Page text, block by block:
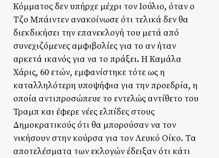
Κόμματος δεν υπήρχε μέχρι τον Ιούλιο, όταν ο
Τζο Μπάιντεν ανακοίνωσε ότι τελικά δεν θα
διεκδικήσει την επανεκλογή του μετά από
συνεχιζόμενες αμφιβολίες για το αν ήταν
αρκετά ικανός για να το πράξει. Η Καμάλα
Χάρις, 60 ετών, εμφανίστηκε τότε ως η
καταλληλότερη υποψήφια για την προεδρία, η
οποία αντιπροσώπευε το εντελώς αντίθετο του
Τραμπ και έφερε νέες ελπίδες στους
Δημοκρατικούς ότι θα μπορούσαν να τον
νικήσουν στην κούρσα για τον Λευκό Οίκο. Τα
αποτελέσματα των εκλογών έδειξαν ότι κάτι